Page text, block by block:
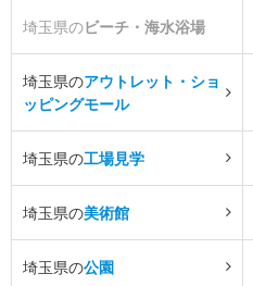
埼玉県のビーチ・海水浴場
埼玉県のアウトレット・ショ
ッピングモール
埼玉県の工場見学
埼玉県の美術館
埼玉県の公園